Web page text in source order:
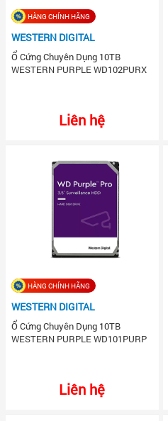
HÀNG CHÍNH HÃNG
WESTERN DIGITAL
Ổ Cứng Chuyên Dụng 10TB
WESTERN PURPLE WD102PURX
Liên hệ
HÀNG CHÍNH HÃNG
WESTERN DIGITAL
Ổ Cứng Chuyên Dụng 10TB
WESTERN PURPLE WD101PURP
Liên hệ